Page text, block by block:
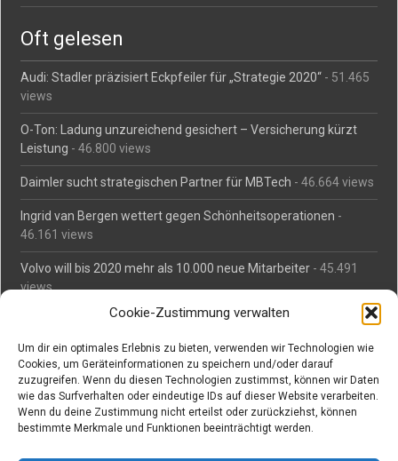
Cookie-Zustimmung verwalten
Um dir ein optimales Erlebnis zu bieten, verwenden wir Technologien wie
Cookies, um Geräteinformationen zu speichern und/oder darauf
zuzugreifen. Wenn du diesen Technologien zustimmst, können wir Daten
wie das Surfverhalten oder eindeutige IDs auf dieser Website verarbeiten.
Wenn du deine Zustimmung nicht erteilst oder zurückziehst, können
bestimmte Merkmale und Funktionen beeinträchtigt werden.
Oft gelesen
Audi: Stadler präzisiert Eckpfeiler für „Strategie 2020“ - 51.465
views
O-Ton: Ladung unzureichend gesichert – Versicherung kürzt
Leistung - 46.800 views
Daimler sucht strategischen Partner für MBTech - 46.664 views
Ingrid van Bergen wettert gegen Schönheitsoperationen -
46.161 views
Volvo will bis 2020 mehr als 10.000 neue Mitarbeiter - 45.491
views
Mäßiges Interesse an Daimlers MBtech- 44.716 views
O-Ton: Wer muss Schaden für abgedriftete Silvesterraketen
zahlen? - 42.378 views
Kollegengespräch: Urteile zum Grillen- 42.063 views
Suchen bei Vorabs